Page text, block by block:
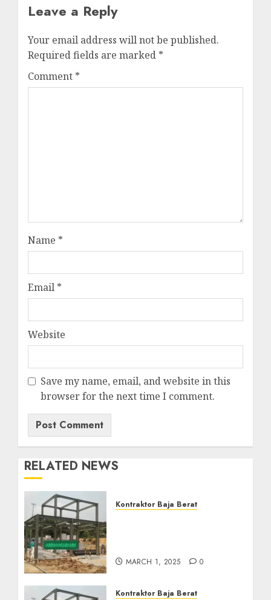
Leave a Reply
Your email address will not be published.
Required fields are marked *
Comment *
Name *
Email *
Website
Save my name, email, and website in this
browser for the next time I comment.
RELATED NEWS
Kontraktor Baja Berat
MARCH 1, 2025 0
Kontraktor Baja Berat